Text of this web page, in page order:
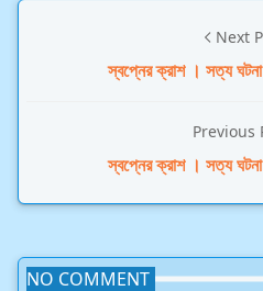
Next
স্বপ্নের ক্রাশ । সত্য
Previous
স্বপ্নের ক্রাশ । সত্য
NO COMMENT